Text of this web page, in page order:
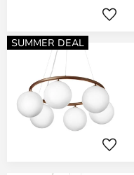
SUMMER DEAL